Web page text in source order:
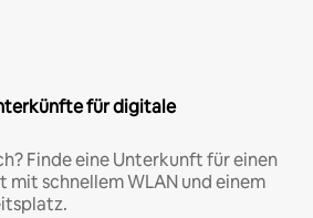
für digitale
Finde eine Unterkunft für einen
schnellem WLAN und einem